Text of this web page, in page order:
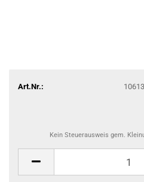
Art.Nr.: 10613
Kein Steuerausweis gem.